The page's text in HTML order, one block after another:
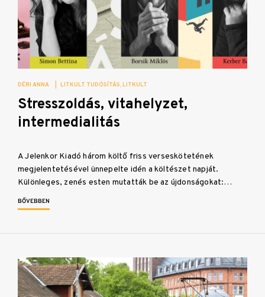
DÉRI ANNA LITKULT TUDÓSÍTÁS LITKULT
Stresszoldás, vitahelyzet,
intermedialitás
A Jelenkor Kiadó három költő friss verseskötetének
megjelentetésével ünnepelte idén a költészet napját.
Különleges, zenés esten mutatták be az újdonságokat:…
BŐVEBBEN